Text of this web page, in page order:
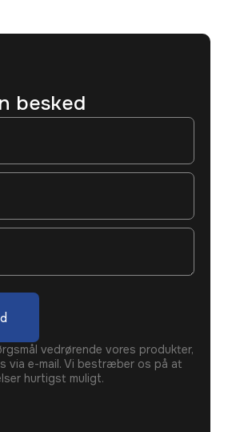
besked
vedrørende vores produkter,
via e-mail. Vi bestræber os på at
hurtigst muligt.